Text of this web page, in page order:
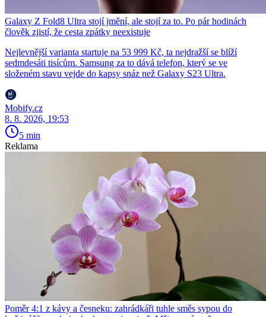
Galaxy Z Fold8 Ultra stojí jmění, ale stojí za to. Po pár hodinách
člověk zjistí, že cesta zpátky neexistuje
Nejlevnější varianta startuje na 53 999 Kč, ta nejdražší se blíží
sedmdesáti tisícům. Samsung za to dává telefon, který se ve
složeném stavu vejde do kapsy snáz než Galaxy S23 Ultra.
Mobify.cz
8. 8. 2026, 19:53
5 min
Reklama
Poměr 4:1 z kávy a česneku: zahrádkáři tuhle směs sypou do